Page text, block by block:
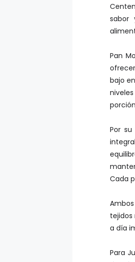
sabor
Pan
bajo
Por su
Cada
a día
Para